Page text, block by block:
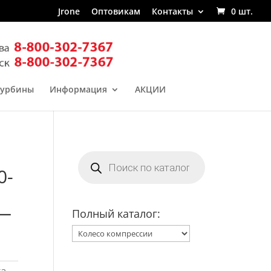
Jrone Оптовикам Контакты 0 шт.
Информация АКЦИИ
товаров
Полный каталог: